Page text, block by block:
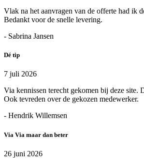
Vlak na het aanvragen van de offerte had ik
Bedankt voor de snelle levering.
- Sabrina Jansen
Dé tip
7 juli 2026
Via kennissen terecht gekomen bij deze site.
Ook tevreden over de gekozen medewerker.
- Hendrik Willemsen
Via Via maar dan beter
26 juni 2026